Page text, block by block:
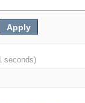
seconds)